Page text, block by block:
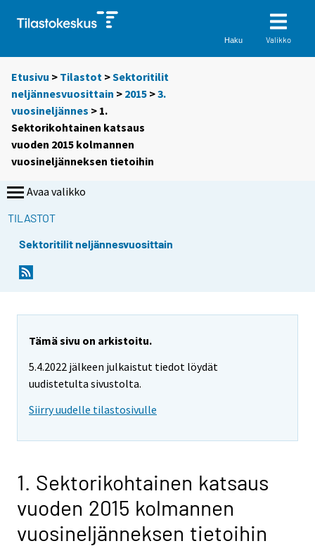
Haku Valikko
Etusivu > Tilastot >Sektoritilit
neljännesvuosittain > 2015 >3.
vuosineljännes > 1.
Sektorikohtainen katsaus
vuoden 2015 kolmannen
vuosineljänneksen tietoihin
Avaa valikko
TILASTOT
Sektoritilit neljännesvuosittain
Tämä sivu on arkistoitu.
5.4.2022 jälkeen julkaistut tiedot löydät
uudistetulta sivustolta.
Siirry uudelle tilastosivulle
1. Sektorikohtainen katsaus
vuoden 2015 kolmannen
vuosineljänneksen tietoihin